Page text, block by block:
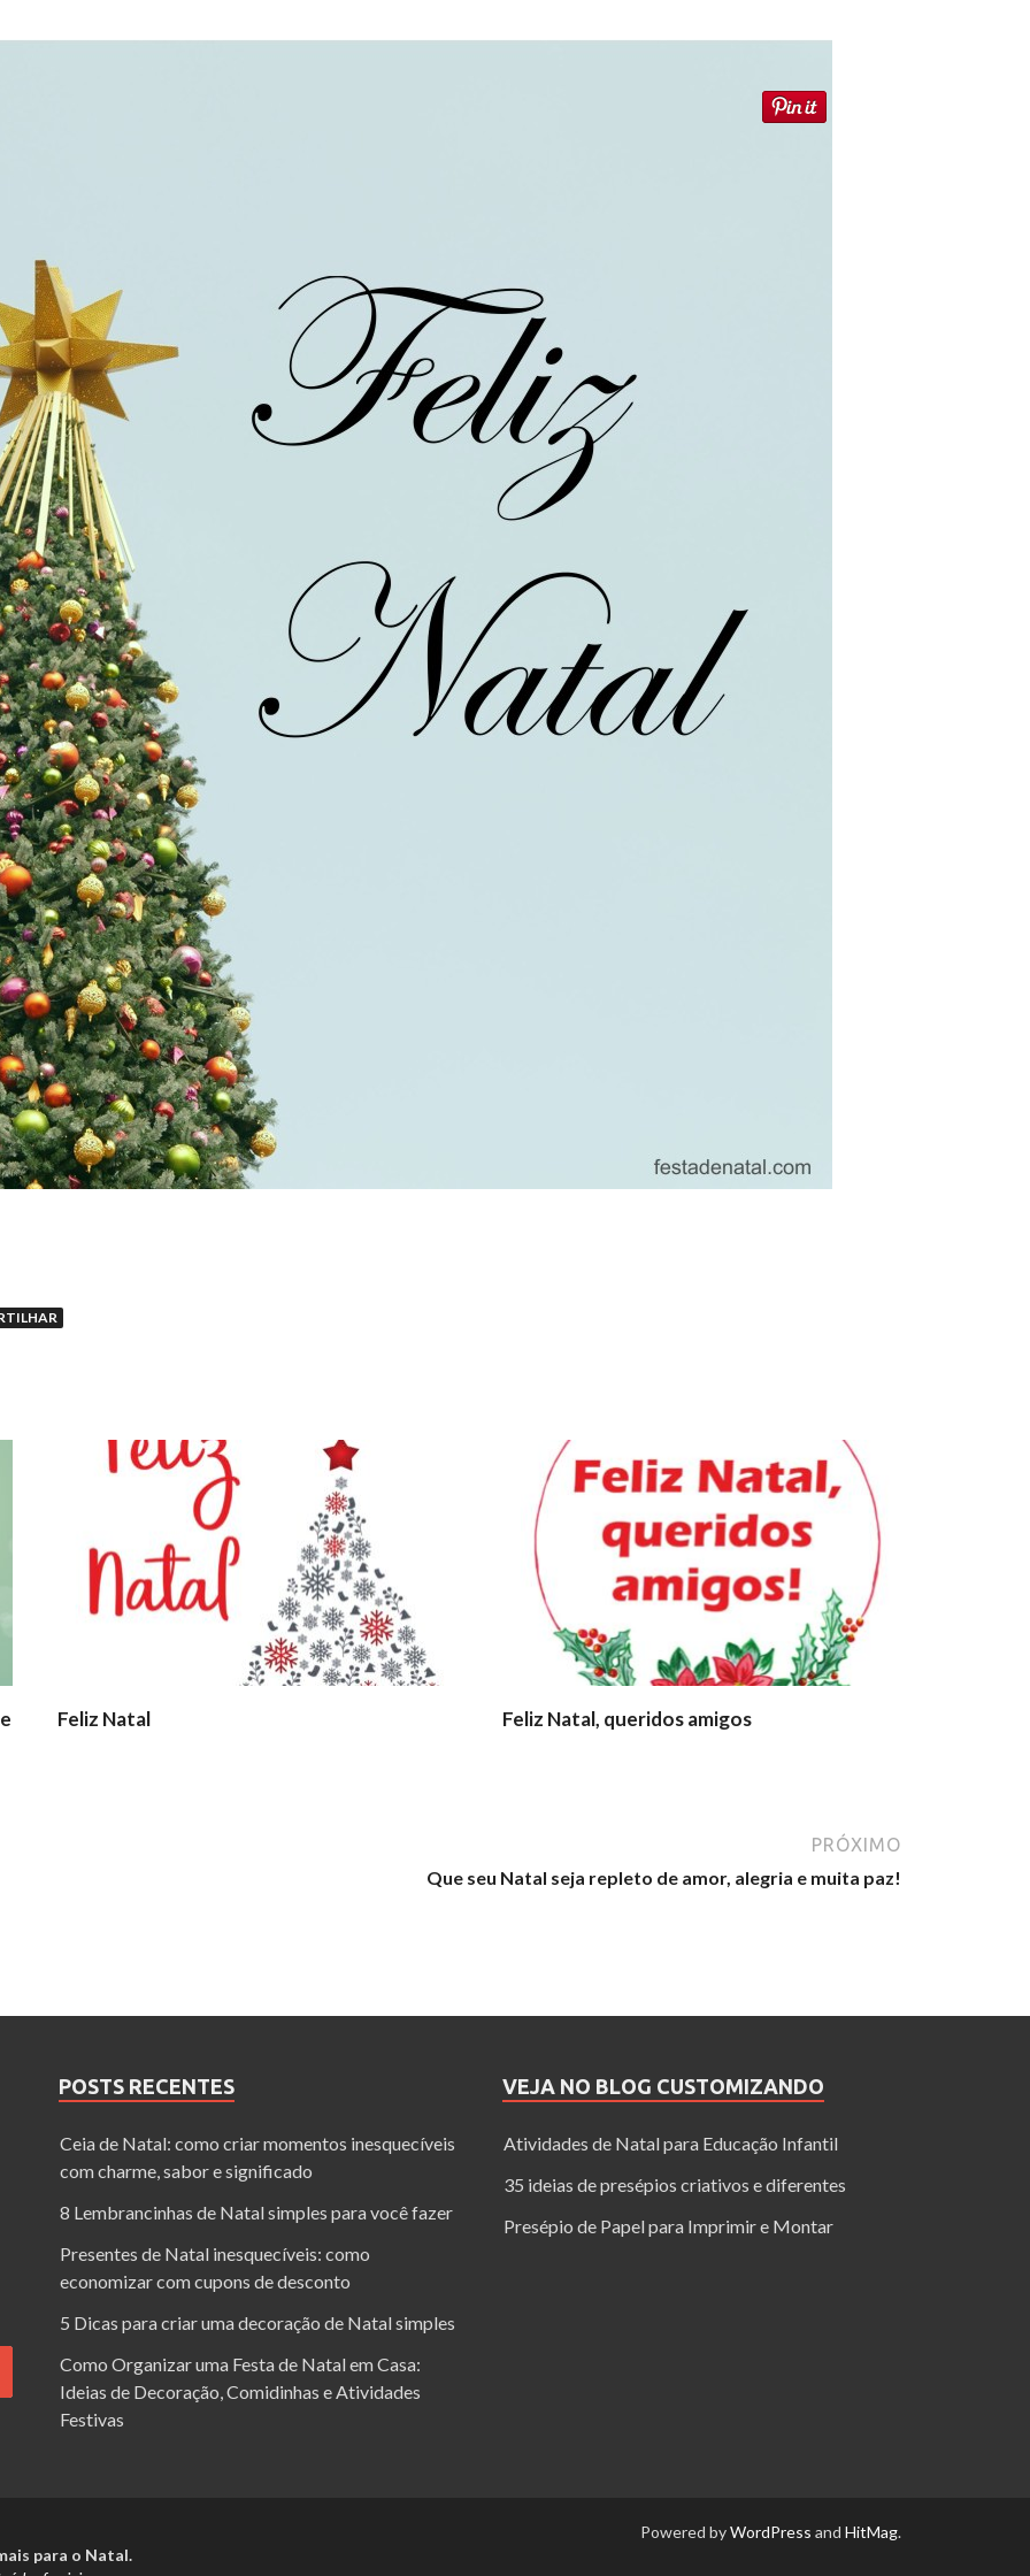
Feliz Natal Feliz Natal, queridos amigos
PRÓXIMO
Que seu Natal seja repleto de amor, alegria e muita paz!
POSTS RECENTES
Ceia de Natal: como criar momentos inesquecíveis
com charme, sabor e significado
8 Lembrancinhas de Natal simples para você fazer
Presentes de Natal inesquecíveis: como
economizar com cupons de desconto
5 Dicas para criar uma decoração de Natal simples
Como Organizar uma Festa de Natal em Casa:
Ideias de Decoração, Comidinhas e Atividades
Festivas
VEJA NO BLOG CUSTOMIZANDO
Atividades de Natal para Educação Infantil
35 ideias de presépios criativos e diferentes
Presépio de Papel para Imprimir e Montar
para o Natal.
Powered byWordPress and HitMag.